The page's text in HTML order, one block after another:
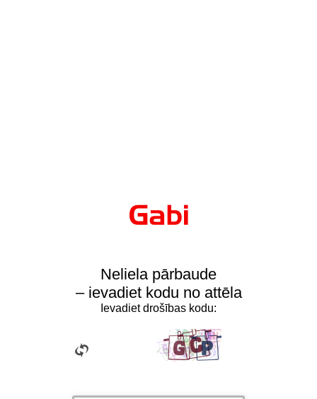
Neliela pārbaude
– ievadiet kodu no attēla
Ievadiet drošības kodu: